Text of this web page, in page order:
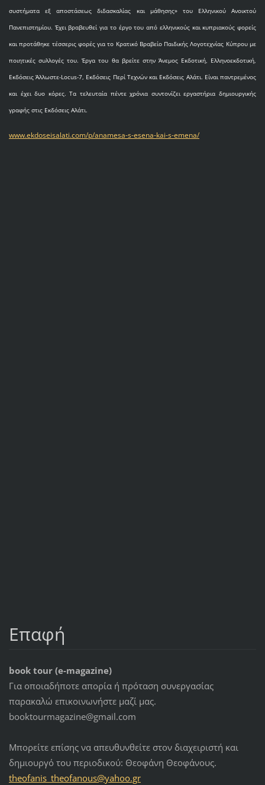
συστήματα εξ αποστάσεως διδασκαλίας και μάθησης» του Ελληνικού Ανοικτού
Πανεπιστημίου. Έχει βραβευθεί για το έργο του από ελληνικούς και κυπριακούς φορείς
και προτάθηκε τέσσερις φορές για το Κρατικό Βραβείο Παιδικής Λογοτεχνίας Κύπρου με
ποιητικές συλλογές του. Έργα του θα βρείτε στην Άνεμος Εκδοτική, Ελληνοεκδοτική,
Εκδόσεις Άλλωστε-Locus-7, Εκδόσεις Περί Τεχνών και Εκδόσεις Αλάτι. Είναι παντρεμένος
και έχει δυο κόρες. Τα τελευταία πέντε χρόνια συντονίζει εργαστήρια δημιουργικής
γραφής στις Εκδόσεις Αλάτι.
www.ekdoseisalati.com/p/anamesa-s-esena-kai-s-emena/
Επαφή
book tour (e-magazine)
Για οποιαδήποτε απορία ή πρόταση συνεργασίας
παρακαλώ επικοινωνήστε μαζί μας.
booktourmagazine@gmail.com
Μπορείτε επίσης να απευθυνθείτε στον διαχειριστή και
δημιουργό του περιοδικού: Θεοφάνη Θεοφάνους.
theofanis_theofanous@yahoo.gr